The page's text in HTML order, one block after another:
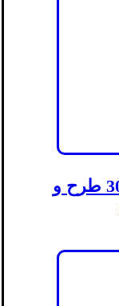
قیمت و خرید کاشی لوکس | +300 طرح و